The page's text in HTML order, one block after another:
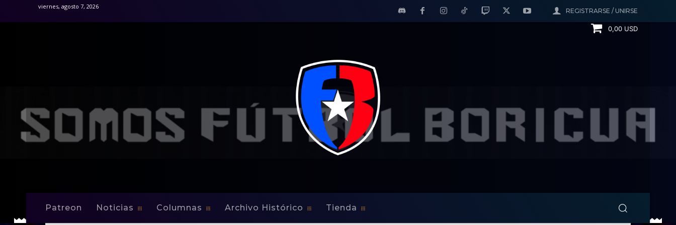
REGISTRARSE / UNIRSE
viernes, agosto 7, 2026
0,00 USD
Patreon Noticias Columnas Archivo Histórico Tienda